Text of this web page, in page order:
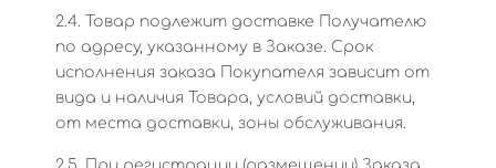
2.4. Товар подлежит доставке Получателю
по адресу, указанному в Заказе. Срок
исполнения заказа Покупателя зависит от
вида и наличия Товара, условий доставки,
от места доставки, зоны обслуживания.